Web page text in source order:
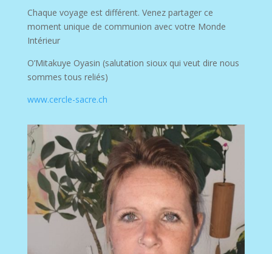
Chaque voyage est différent. Venez partager ce
moment unique de communion avec votre Monde
Intérieur
O’Mitakuye Oyasin (salutation sioux qui veut dire nous
sommes tous reliés)
www.cercle-sacre.ch